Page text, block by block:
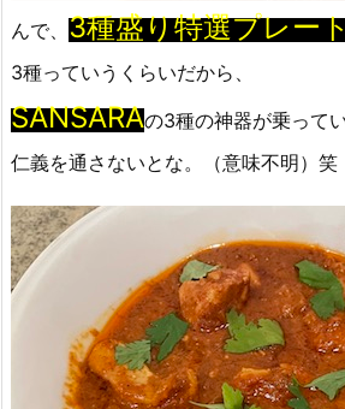
んで、 3種盛り特選プレー
3種っていうくらいだから、
SANSARAの3種の神器が乗ってい
仁義を通さないとな。（意味不明）笑